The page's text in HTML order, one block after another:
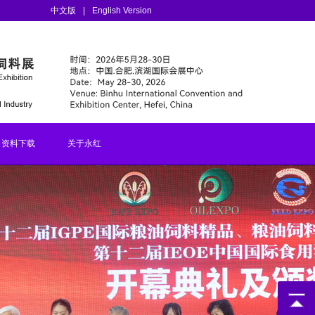
中文版 English Version
资料下载 关于永红